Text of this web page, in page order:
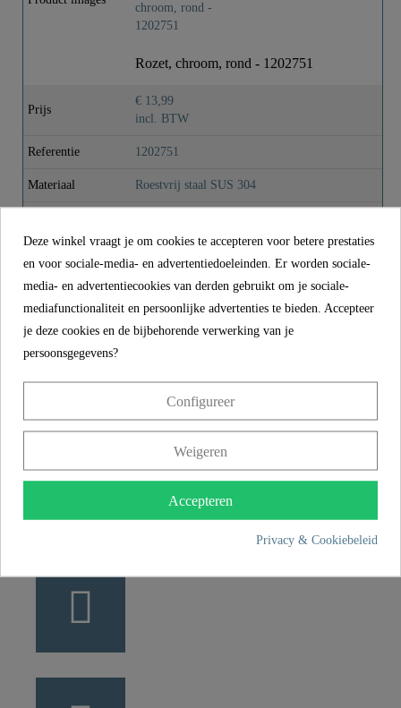
Rozet, chroom, rond - 1202751
Prijs
€ 13,99
incl. BTW
Referentie 1202751
Materiaal Roestvrij staal SUS 304
CONTACT
Franz Joseph Schütte GmbH
Hullerweg 1
+49 5407 8707 777
Deze winkel vraagt je om cookies te accepteren voor betere prestaties
en voor sociale-media- en advertentiedoeleinden. Er worden sociale-
media- en advertentiecookies van derden gebruikt om je sociale-
mediafunctionaliteit en persoonlijke advertenties te bieden. Accepteer
je deze cookies en de bijbehorende verwerking van je
persoonsgegevens?
Configureer
Weigeren
Accepteren
Privacy & Cookiebeleid